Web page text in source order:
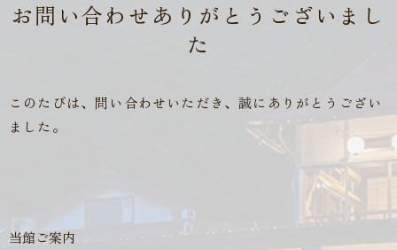
お問い合わせありがとうございまし
た
このたびは、問い合わせいただき、誠にありがとうござい
ました。
当館ご案内